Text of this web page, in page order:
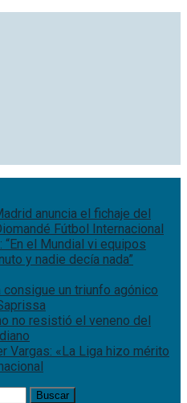
anuncia el fichaje del
Fútbol Internacional
“En el Mundial vi equipos
y nadie decía nada”
consigue un triunfo agónico
no resistió el veneno del
Vargas: «La Liga hizo mérito